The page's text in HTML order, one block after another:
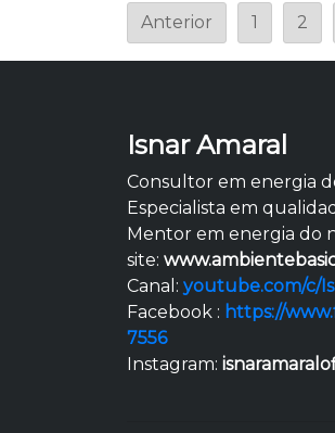
Anterior 1 2
Isnar Amaral
Consultor em energia
Especialista em
Mentor em energia do
site:
Canal: youtube.com/c/
Facebook : https://
7556
Instagram: